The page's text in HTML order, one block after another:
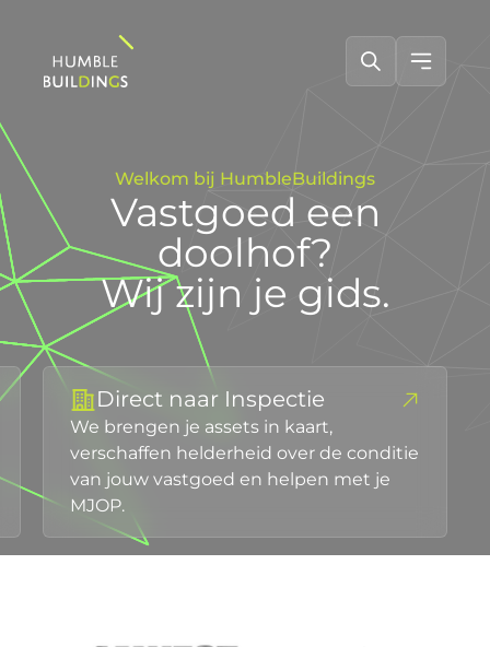
Welkom bij HumbleBuildings
Vastgoed een
doolhof?
Wij zijn je gids.
Direct naar Inspectie
We brengen je assets in kaart,
verschaffen helderheid over de conditie
van jouw vastgoed en helpen met je
MJOP.